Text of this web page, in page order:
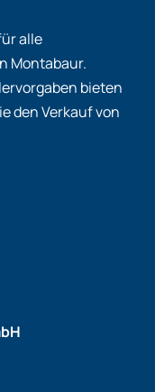
alle
Montabaur.
bieten
den Verkauf von